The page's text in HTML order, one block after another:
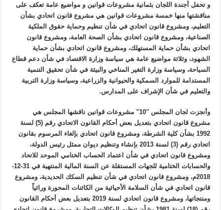
و تحفل أجندة اللجان بثمانية مشروعات قوانين و مواضيع عامة تعكف على
مناقشتها منها خمسة مشروعات قوانين هي مشروع قانون اتحادي بشأن
التعليم، ومشروع قانون اتحادي في شأن تنظيم وحماية حقوق الملكية
الصناعية، ومشروع قانون اتحادي بشأن الصحة العامة، ومشروع قانون
اتحادي بشأن حماية المستهلك، ومشروع قانون اتحادي بشأن حماية
الشهود، وثلاثة مواضيع عامة هي سياسة وزارة الاقتصاد في شأن دعم قطاع
السياحة، وسياسة وزارة التغير المناخي والبيئة في شأن تحقيق التنمية
المستدامة للموارد السمكية والحيوانية والزراعية، وسياسة وزارة التربية
والتعليم في شأن الإشراف على المدارس.
وأنجزت لجان المجلس "10" مشروعات قوانين ناقشها المجلس هي
مشروع قانون اتحادي بتعديل بعض أحكام القانون الاتحادي رقم (5) لسنة
1992 بشأن كلية الشرطة، ومشروع قانون اتحادي بإلغاء المرسوم بقانون
اتحادي رقم (3) لسنة 2013 بإنشاء وتنظيم ديوان ممثل رئيس الدولة،
ومشروع قانون اتحادي في شأن اعتماد الحساب الختامي الموحد للاتحاد
والحسابات الختامية للجهات المستقلة عن السنة المالية المنتهية في 31-12-
2018م، ومشروع قانون اتحادي في شأن تنظيم السكك الحديدية، ومشروع
قانون اتحادي في شأن السلامة الأحيائية من الكائنات المحورة وراثياً
ومنتجاتها، ومشروع قانون اتحادي لسنة 2019 بتعديل بعض أحكام القانون